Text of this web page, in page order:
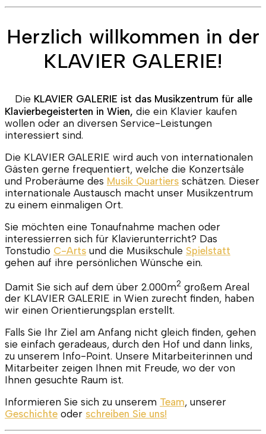
Herzlich willkommen in der
KLAVIER GALERIE!
Die KLAVIER GALERIE ist das Musikzentrum für alle
Klavierbegeisterten in Wien, die ein Klavier kaufen
wollen oder an diversen Service-Leistungen
interessiert sind.
Die KLAVIER GALERIE wird auch von internationalen
Gästen gerne frequentiert, welche die Konzertsäle
und Proberäume des Musik Quartiers schätzen. Dieser
internationale Austausch macht unser Musikzentrum
zu einem einmaligen Ort.
Sie möchten eine Tonaufnahme machen oder
interessierren sich für Klavierunterricht? Das
Tonstudio C-Arts und die Musikschule Spielstatt
gehen auf ihre persönlichen Wünsche ein.
Damit Sie sich auf dem über 2.000m2 großem Areal
der KLAVIER GALERIE in Wien zurecht finden, haben
wir einen Orientierungsplan erstellt.
Falls Sie Ihr Ziel am Anfang nicht gleich finden, gehen
sie einfach geradeaus, durch den Hof und dann links,
zu unserem Info-Point. Unsere Mitarbeiterinnen und
Mitarbeiter zeigen Ihnen mit Freude, wo der von
Ihnen gesuchte Raum ist.
Informieren Sie sich zu unserem Team, unserer
Geschichte oder schreiben Sie uns!